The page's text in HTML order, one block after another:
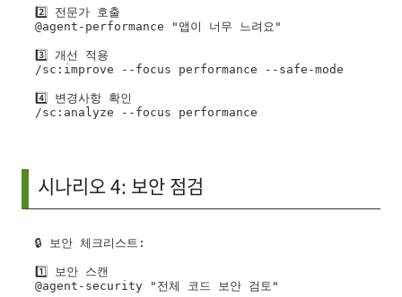
2️⃣ 전문가 호출
@agent-performance "앱이 너무 느려요"
3️⃣ 개선 적용
/sc:improve --focus performance --safe-mode
4️⃣ 변경사항 확인
시나리오 4: 보안 점검
🔒 보안 체크리스트:
1️⃣ 보안 스캔
@agent-security "전체 코드 보안 검토"